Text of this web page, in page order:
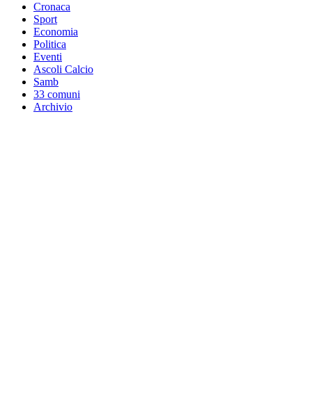
Cronaca
Sport
Economia
Politica
Eventi
Ascoli Calcio
Samb
33 comuni
Archivio